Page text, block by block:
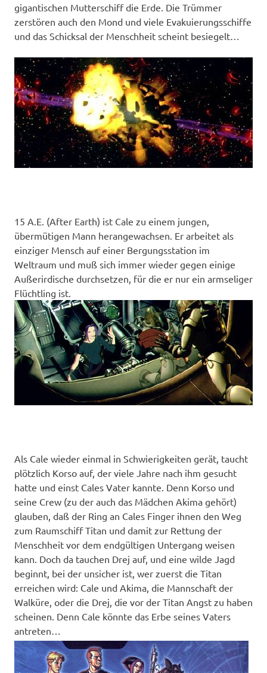
gigantischen Mutterschiff die Erde. Die Trümmer
zerstören auch den Mond und viele Evakuierungsschiffe
und das Schicksal der Menschheit scheint besiegelt…
15 A.E. (After Earth) ist Cale zu einem jungen,
übermütigen Mann herangewachsen. Er arbeitet als
einziger Mensch auf einer Bergungsstation im
Weltraum und muß sich immer wieder gegen einige
Außerirdische durchsetzen, für die er nur ein armseliger
Flüchtling ist.
Als Cale wieder einmal in Schwierigkeiten gerät, taucht
plötzlich Korso auf, der viele Jahre nach ihm gesucht
hatte und einst Cales Vater kannte. Denn Korso und
seine Crew (zu der auch das Mädchen Akima gehört)
glauben, daß der Ring an Cales Finger ihnen den Weg
zum Raumschiff Titan und damit zur Rettung der
Menschheit vor dem endgültigen Untergang weisen
kann. Doch da tauchen Drej auf, und eine wilde Jagd
beginnt, bei der unsicher ist, wer zuerst die Titan
erreichen wird: Cale und Akima, die Mannschaft der
Walküre, oder die Drej, die vor der Titan Angst zu haben
scheinen. Denn Cale könnte das Erbe seines Vaters
antreten…